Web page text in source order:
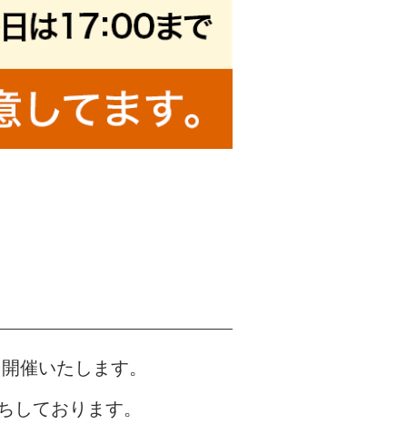
催いたします。
しております。